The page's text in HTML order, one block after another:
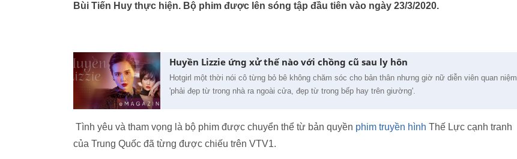
Bùi Tiến Huy thực hiện. Bộ phim được lên sóng tập đầu tiên vào ngày 23/3/2020.
Huyền Lizzie ứng xử thế nào với chồng cũ sau ly hôn
Hotgirl một thời nói cô từng bỏ bê không chăm sóc cho bản thân nhưng giờ nữ diễn viên quan niệm
'phải đẹp từ trong nhà ra ngoài cửa, đẹp từ trong bếp hay trên giường'.
Tình yêu và tham vọng là bộ phim được chuyển thể từ bản quyền phim truyền hình Thế Lực cạnh tranh
của Trung Quốc đã từng được chiếu trên VTV1.